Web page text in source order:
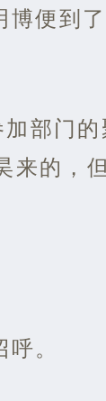
便到
部门
来的，
。